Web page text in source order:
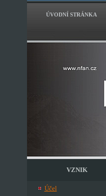
ÚVODNÍ STRÁNKA
VZNIK
Účel